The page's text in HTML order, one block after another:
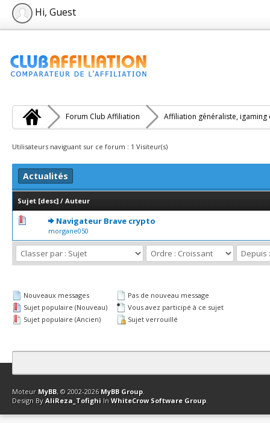
Hi, Guest
Forum Club Affiliation Affiliation généraliste, igaming
Utilisateurs naviguant sur ce forum : 1 Visiteur(s)
Actualités
Sujet [desc] / Auteur
Navigateur Brave crypto
morgane050
0 Votes - 0 sur 5 en moyenne
12345
Nouveaux messages
Sujet populaire (Nouveau)
Sujet populaire (Ancien)
Pas de nouveau message
Vous avez participé à ce sujet
Sujet verrouillé
Contact Club Affiliation Retourner en haut Version bas-débit
Moteur MyBB, © 2002-2026 MyBB Group.
Design By AliReza_Tofighi In WhiteCrow Software Group.